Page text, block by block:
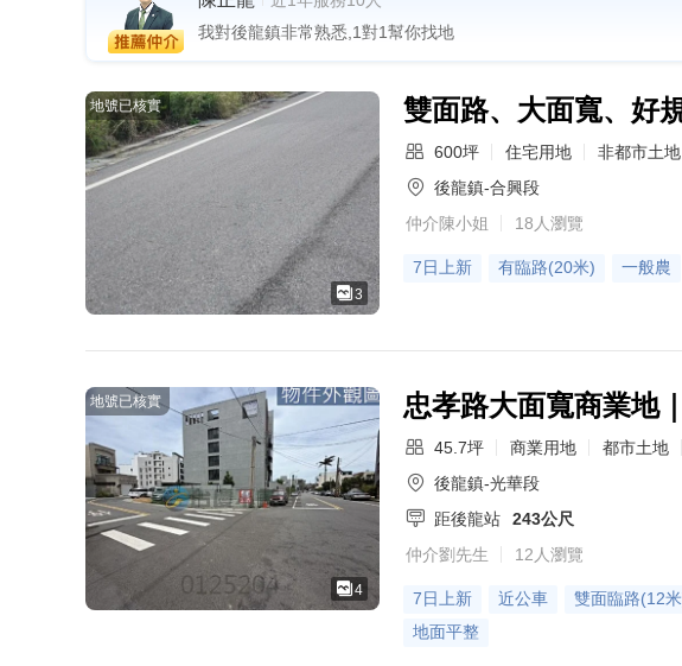
我對後龍鎮非常熟悉,1對1幫你找地
地號已核實
3
雙面路、大面寬、好
600坪 住宅用地 非都市土地
後龍鎮-合興段
仲介陳小姐
18人瀏覽
7日上新 有臨路(20米) 一般農
地號已核實
4
忠孝路大面寬商業地
45.7坪 商業用地 都市土地
後龍鎮-光華段
距後龍站
243公尺
仲介劉先生
12人瀏覽
7日上新 近公車 雙面臨路(12
地面平整